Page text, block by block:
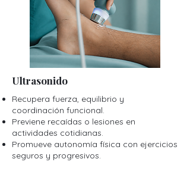
Ultrasonido
Recupera fuerza, equilibrio y
coordinación funcional.
Previene recaídas o lesiones en
actividades cotidianas.
Promueve autonomía física con ejercicios
seguros y progresivos.